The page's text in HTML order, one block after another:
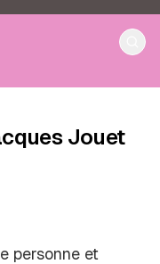
Jouet
personne et